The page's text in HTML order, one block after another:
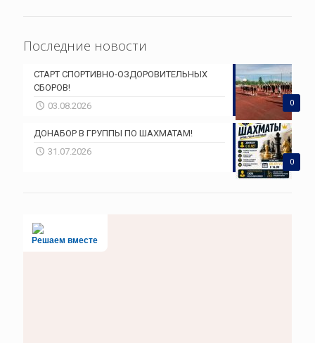
Последние новости
0
СТАРТ СПОРТИВНО-ОЗДОРОВИТЕЛЬНЫХ
СБОРОВ!
03.08.2026
0
ДОНАБОР В ГРУППЫ ПО ШАХМАТАМ!
31.07.2026
Решаем вместе